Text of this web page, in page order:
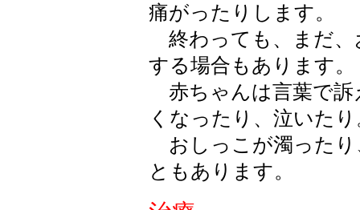
痛がったりします。
終わっても、まだ、
する場合もあります。
赤ちゃんは言葉で訴
くなったり、泣いたり
おしっこが濁ったり
ともあります。